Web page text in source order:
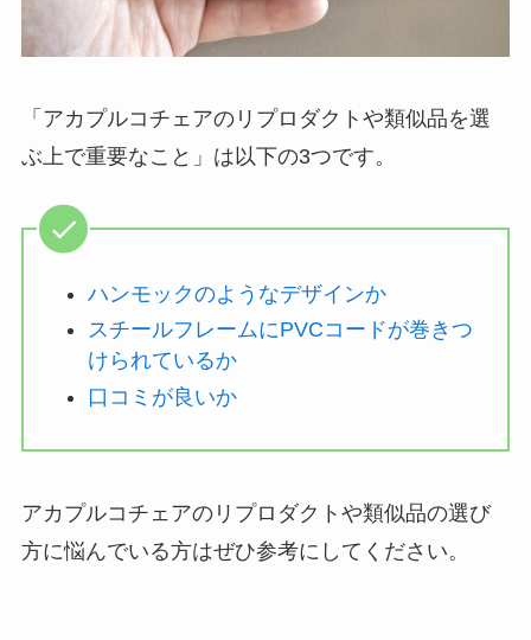
「アカプルコチェアのリプロダクトや類似品を選
ぶ上で重要なこと」は以下の3つです。
ハンモックのようなデザインか
スチールフレームにPVCコードが巻きつ
けられているか
口コミが良いか
アカプルコチェアのリプロダクトや類似品の選び
方に悩んでいる方はぜひ参考にしてください。